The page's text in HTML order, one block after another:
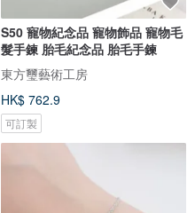
S50 寵物紀念品 寵物飾品 寵物毛
髮手鍊 胎毛紀念品 胎毛手鍊
東方璽藝術工房
HK$ 762.9
可訂製